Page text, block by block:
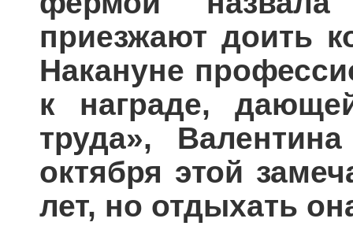
приезжают доить
Накануне
к награде,
труда»,
октября этой
лет, но отдыхать